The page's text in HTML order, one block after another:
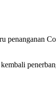
penanganan